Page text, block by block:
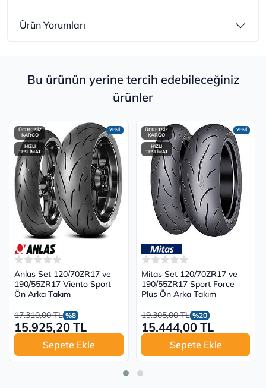
Ürün Yorumları
Bu ürünün yerine tercih edebileceğiniz
ürünler
YENİ
ÜCRETSİZ
KARGO
HIZLI
TESLİMAT
Anlas Set 120/70ZR17 ve
190/55ZR17 Viento Sport
Ön Arka Takım
17.310,00 TL %8
15.925,20 TL
Sepete Ekle
YENİ
ÜCRETSİZ
KARGO
HIZLI
TESLİMAT
Mitas Set 120/70ZR17 ve
190/55ZR17 Sport Force
Plus Ön Arka Takım
19.305,00 TL %20
15.444,00 TL
Sepete Ekle